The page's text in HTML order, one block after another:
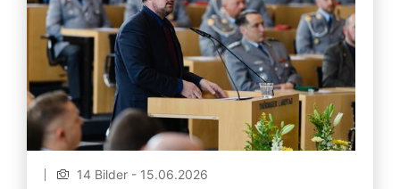
14 Bilder - 15.06.2026